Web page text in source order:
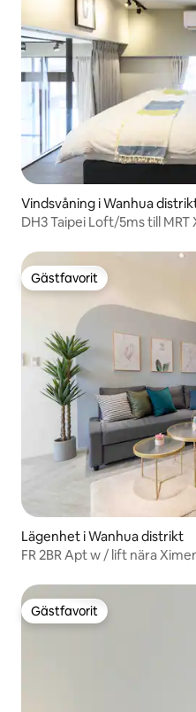
Vindsvåning i Wanhua
DH3 Taipei Loft/5ms till
Gästfavorit
Gästfavorit
Lägenhet i Wanhua distrikt
FR 2BR Apt w / lift nära
Gästfavorit
Gästfavorit